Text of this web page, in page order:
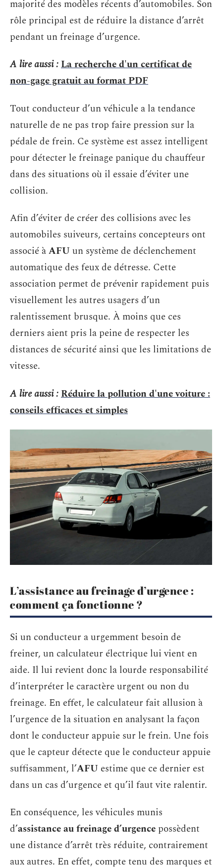
majorité des modèles récents d’automobiles. Son
rôle principal est de réduire la distance d’arrêt
pendant un freinage d’urgence.
A lire aussi :La recherche d'un certificat de
non-gage gratuit au format PDF
Tout conducteur d’un véhicule a la tendance
naturelle de ne pas trop faire pression sur la
pédale de frein. Ce système est assez intelligent
pour détecter le freinage panique du chauffeur
dans des situations où il essaie d’éviter une
collision.
Afin d’éviter de créer des collisions avec les
automobiles suiveurs, certains concepteurs ont
associé àAFU un système de déclenchement
automatique des feux de détresse. Cette
association permet de prévenir rapidement puis
visuellement les autres usagers d’un
ralentissement brusque. À moins que ces
derniers aient pris la peine de respecter les
distances de sécurité ainsi que les limitations de
vitesse.
A lire aussi :Réduire la pollution d'une voiture :
conseils efficaces et simples
L’assistance au freinage d’urgence :
comment ça fonctionne ?
Si un conducteur a urgemment besoin de
freiner, un calculateur électrique lui vient en
aide. Il lui revient donc la lourde responsabilité
d’interpréter le caractère urgent ou non du
freinage. En effet, le calculateur fait allusion à
l’urgence de la situation en analysant la façon
dont le conducteur appuie sur le frein. Une fois
que le capteur détecte que le conducteur appuie
suffisamment, l’AFU estime que ce dernier est
dans un cas d’urgence et qu’il faut vite ralentir.
En conséquence, les véhicules munis
d’assistance au freinage d’urgence possèdent
une distance d’arrêt très réduite, contrairement
aux autres. En effet, compte tenu des marques et